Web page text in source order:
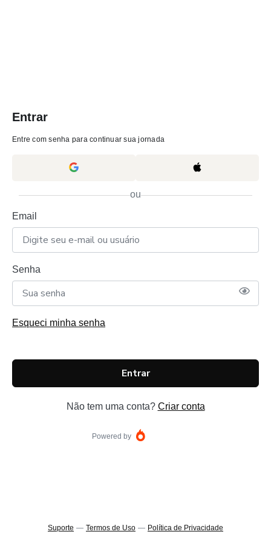
Entrar
Entre com senha para continuar sua jornada
ou
Email
Senha
Esqueci minha senha
Entrar
Não tem uma conta? Criar conta
Powered by
Suporte — Termos de Uso — Política de Privacidade